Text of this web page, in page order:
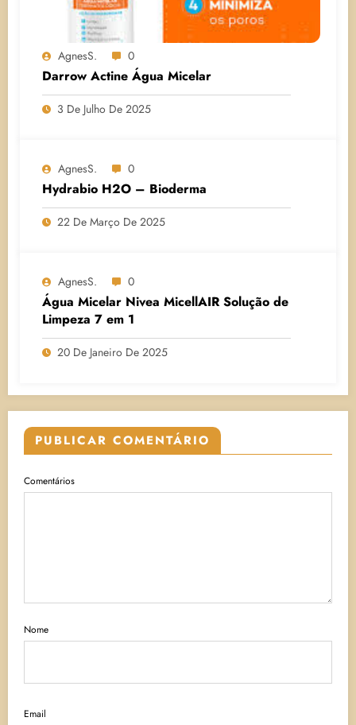
AgnesS. 0
Darrow Actine Água Micelar
3 De Julho De 2025
AgnesS. 0
Hydrabio H2O – Bioderma
22 De Março De 2025
AgnesS. 0
Água Micelar Nivea MicellAIR Solução de
Limpeza 7 em 1
20 De Janeiro De 2025
PUBLICAR COMENTÁRIO
Comentários
Nome
Email